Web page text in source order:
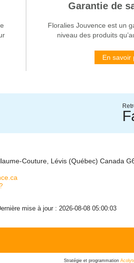
Garantie de
Floralies Jouvence est un
niveau des produits
En savoir
Couture, Lévis (Québec) Canada
mise à jour : 2026-08-08 05:00:03
Stratégie et programmation